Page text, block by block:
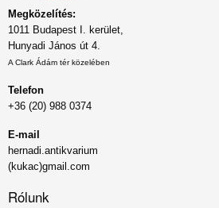
Megközelítés:
1011 Budapest I. kerület,
Hunyadi János út 4.
A Clark Ádám tér közelében
Telefon
+36 (20) 988 0374
E-mail
hernadi.antikvarium
(kukac)gmail.com
Rólunk